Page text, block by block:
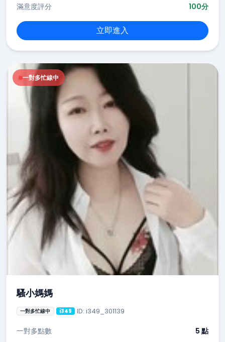
滿意度評分
100分
立即進入
一對多忙線中
騷小媽媽
一對多忙線中 i349 ID: i349_301139
一對多點數 5 點